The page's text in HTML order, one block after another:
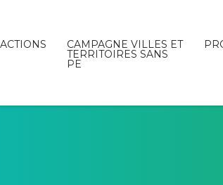
CAMPAGNE VILLES ET
TERRITOIRES SANS
PE